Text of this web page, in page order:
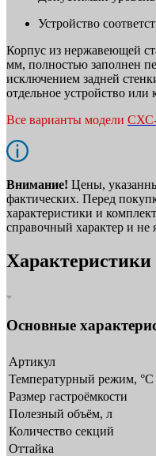
Устройство
Корпус из нержавеющей
мм, полностью заполнен
исключением задней
отдельное устройство или
Все варианты модели
Внимание! Цены,
фактических. Перед
характеристики и
справочный характер и не
Характеристики
Основные
Артикул
Температурный режим, °C
Размер гастроёмкости
Полезный объём, л
Количество секций
Оттайка